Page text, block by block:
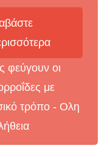
φεύγουν οι
με
τρόπο - Oλη